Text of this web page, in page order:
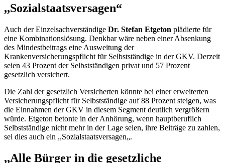
,,Sozialstaatsversagen“
Auch der Einzelsachverständige Dr. Stefan Etgeton plädierte für
eine Kombinationslösung. Denkbar wäre neben einer Absenkung
des Mindestbeitrags eine Ausweitung der
Krankenversicherungspflicht für Selbstständige in der GKV. Derzeit
seien 43 Prozent der Selbstständigen privat und 57 Prozent
gesetzlich versichert.
Die Zahl der gesetzlich Versicherten könnte bei einer erweiterten
Versicherungspflicht für Selbstständige auf 88 Prozent steigen, was
die Einnahmen der GKV in diesem Segment deutlich vergrößern
würde. Etgeton betonte in der Anhörung, wenn hauptberuflich
Selbstständige nicht mehr in der Lage seien, ihre Beiträge zu zahlen,
sei dies auch ein ,,Sozialstaatsversagen„.
,,Alle Bürger in die gesetzliche